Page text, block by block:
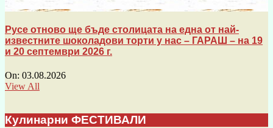
Русе отново ще бъде столицата на една от най-
известните шоколадови торти у нас – ГАРАШ – на 19
и 20 септември 2026 г.
On: 03.08.2026
View All
Кулинарни ФЕСТИВАЛИ